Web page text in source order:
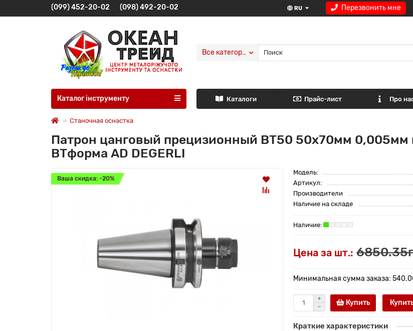
Перезвонить мне
RU
(099) 452-20-02 (098) 492-20-02
Все категории
Каталог інструменту Каталоги Прайс-лист Про
Станочная оснастка
Патрон цанговый прецизионный BT50 50x70мм 0,005мм
BTформа AD DEGERLI
Ваша скидка: -20%
Модель:
Артикул:
Производители
Наличие на складе
Цена за шт.:
Минимальная сумма заказа:
Купить
Краткие характеристики